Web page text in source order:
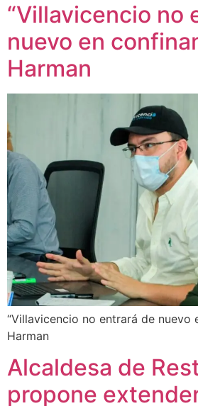
“Villavicencio no
nuevo en
Harman
“Villavicencio no entrará de nuevo
Harman
Alcaldesa de
propone